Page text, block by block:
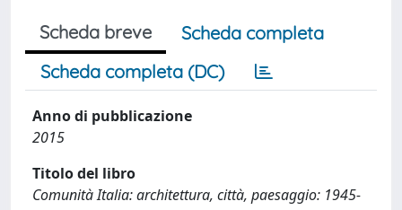
Scheda breve
Scheda completa
Scheda completa (DC)
Anno di pubblicazione
2015
Titolo del libro
Comunità Italia: architettura, città, paesaggio: 1945-